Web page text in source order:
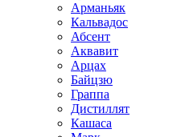
Арманьяк
Кальвадос
Абсент
Аквавит
Арцах
Байцзю
Граппа
Дистиллят
Кашаса